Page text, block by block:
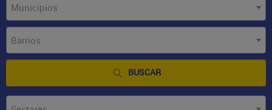
Municipios
Barrios
BUSCAR